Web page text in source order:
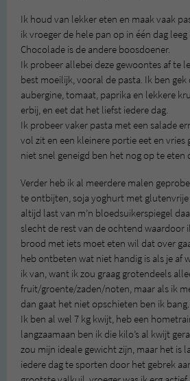
Ik houd van lekker eten en maak vaak
ik vroeger de hele pan op in één dag
Chocolade is de andere boosdoener.
Ik probeer allebei deze gewoontes af te
best moeilijk, vooral de pasta. Ik ben
aubergine, tomaat, paprika en lekkere
erbij, en eet dat het liefst iedere dag.
Ik probeer vaker pasta met een salade
vol zit en een kleinere portie eet en vries
niet snel geneigd ben het nog op te eten
Verder heb ik al meerdere malen
te ontbijten, soja yoghurt met
altijd last van m’n bloedsuikerspiegel
slecht de rest van de ochtend waardoor
brood met iets moet eten wil dat over
heb ontbeten wat niet handig is als je af
ik van, want ik zou graag grotendeels
fruit/groente/zaden/noten, maar als ik
dan gaat het niet opschieten ben ik
Ik ben al wel 7 kg kwijt, heb een
langzaamaan ben ik die kilo’s al kwijt
zou mijn ideale gewicht zijn, maar het is
iedere dag te sporten door het gebrek